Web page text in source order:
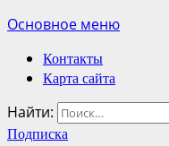
Основное меню
Контакты
Карта сайта
Найти:
Подписка